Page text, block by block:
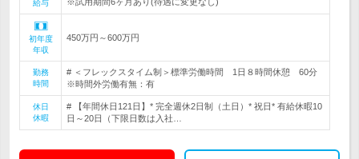
給与
初年度
年収
450万円～600万円
勤務
時間
# ＜フレックスタイム制＞標準労働時間 1日８時間休憩 60分
※時間外労働有無：有
休日
休暇
# 【年間休日121日】* 完全週休2日制（土日）* 祝日* 有給休暇10
日～20日（下限日数は入社…